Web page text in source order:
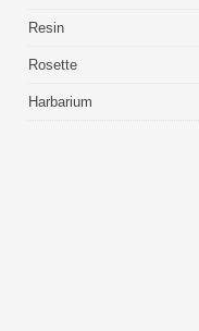
Resin
Rosette
Harbarium